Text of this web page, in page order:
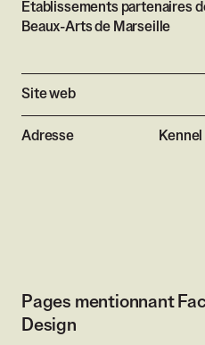
Établissements partenaires
Beaux-Arts de Marseille
Site web
Adresse
Kennel
Pages mentionnant
Design